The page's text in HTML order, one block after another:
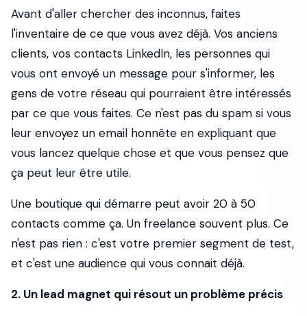
Avant d'aller chercher des inconnus, faites
l'inventaire de ce que vous avez déjà. Vos anciens
clients, vos contacts LinkedIn, les personnes qui
vous ont envoyé un message pour s'informer, les
gens de votre réseau qui pourraient être intéressés
par ce que vous faites. Ce n'est pas du spam si vous
leur envoyez un email honnête en expliquant que
vous lancez quelque chose et que vous pensez que
ça peut leur être utile.
Une boutique qui démarre peut avoir 20 à 50
contacts comme ça. Un freelance souvent plus. Ce
n'est pas rien : c'est votre premier segment de test,
et c'est une audience qui vous connait déjà.
2. Un lead magnet qui résout un problème précis